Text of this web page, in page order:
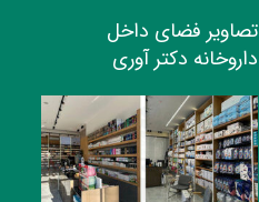
تصاویر فضای داخل
داروخانه دکتر آوری